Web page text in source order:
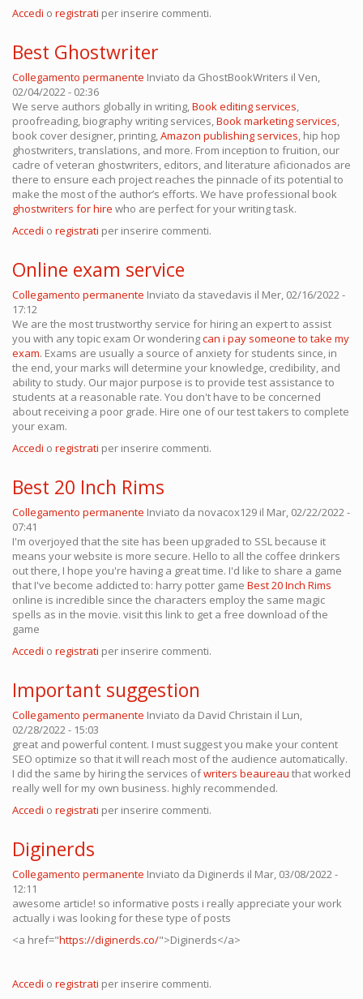
Accedi o registrati per inserire commenti.
Best Ghostwriter
Collegamento permanente Inviato da GhostBookWriters il Ven,
02/04/2022 - 02:36
We serve authors globally in writing,Book editing services,
proofreading, biography writing services,Book marketing services,
book cover designer, printing,Amazon publishing services, hip hop
ghostwriters, translations, and more. From inception to fruition, our
cadre of veteran ghostwriters, editors, and literature aficionados are
there to ensure each project reaches the pinnacle of its potential to
make the most of the author’s efforts. We have professional book
ghostwriters for hire who are perfect for your writing task.
Accedi o registrati per inserire commenti.
Online exam service
Collegamento permanente Inviato da stavedavis il Mer, 02/16/2022 -
17:12
We are the most trustworthy service for hiring an expert to assist
you with any topic exam Or wonderingcan i pay someone to take my
exam. Exams are usually a source of anxiety for students since, in
the end, your marks will determine your knowledge, credibility, and
ability to study. Our major purpose is to provide test assistance to
students at a reasonable rate. You don't have to be concerned
about receiving a poor grade. Hire one of our test takers to complete
your exam.
Accedi o registrati per inserire commenti.
Best 20 Inch Rims
Collegamento permanente Inviato da novacox129 il Mar, 02/22/2022 -
07:41
I'm overjoyed that the site has been upgraded to SSL because it
means your website is more secure. Hello to all the coffee drinkers
out there, I hope you're having a great time. I'd like to share a game
that I've become addicted to: harry potter game Best 20 Inch Rims
online is incredible since the characters employ the same magic
spells as in the movie. visit this link to get a free download of the
game
Accedi o registrati per inserire commenti.
Important suggestion
Collegamento permanente Inviato da David Christain il Lun,
02/28/2022 - 15:03
great and powerful content. I must suggest you make your content
SEO optimize so that it will reach most of the audience automatically.
I did the same by hiring the services ofwriters beaureau that worked
really well for my own business. highly recommended.
Accedi o registrati per inserire commenti.
Diginerds
Collegamento permanente Inviato da Diginerds il Mar, 03/08/2022 -
12:11
awesome article! so informative posts i really appreciate your work
actually i was looking for these type of posts
<a href="https://diginerds.co/">Diginerds</a>
Accedi o registrati per inserire commenti.